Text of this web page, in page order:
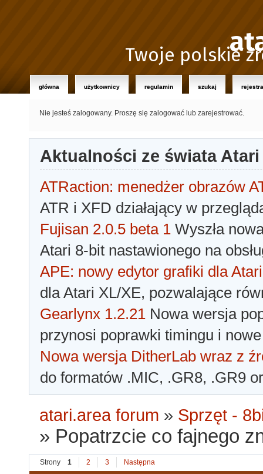
Twoje polskie
główna użytkownicy regulamin szukaj
Nie jesteś zalogowany. Proszę się zalogować lub zarejestrować.
Aktualności ze świata Atari
ATRaction: menedżer obrazów
ATR i XFD działający w
Fujisan 2.0.5 beta 1 Wyszła
Atari 8-bit nastawionego na
APE: nowy edytor grafiki dla Atari
dla Atari XL/XE, pozwalające
Gearlynx 1.2.21 Nowa wersja
przynosi poprawki timingu i
Nowa wersja DitherLab wraz z
do formatów .MIC, .GR8, .GR9
atari.area forum » Sprzęt -
» Popatrzcie co fajnego
Strony 1 2 3 Następna